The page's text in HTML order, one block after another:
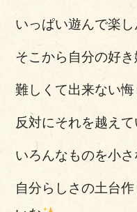
いっぱい遊んで楽
そこから自分の好
難しくて出来ない悔
反対にそれを越え
いろんなものを小
自分らしさの土台